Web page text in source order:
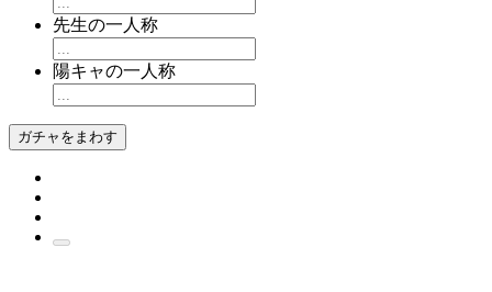
先生の一人称
陽キャの一人称
ガチャをまわす